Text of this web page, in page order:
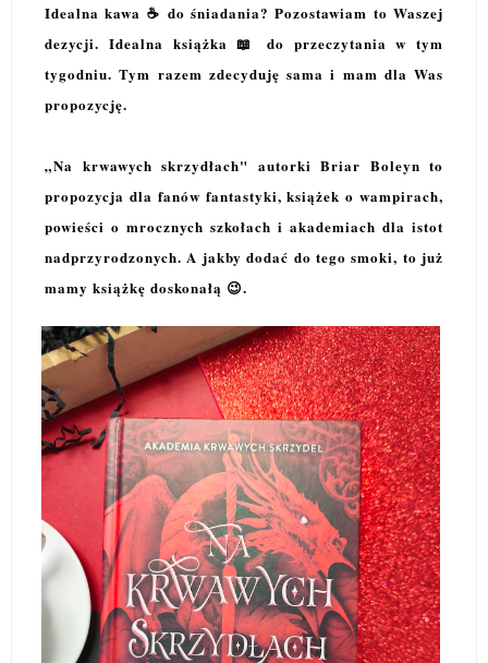
Idealna kawa ☕ do śniadania? Pozostawiam to Waszej
dezycji. Idealna książka 📖 do przeczytania w tym
tygodniu. Tym razem zdecyduję sama i mam dla Was
propozycję.
„Na krwawych skrzydłach" autorki Briar Boleyn to
propozycja dla fanów fantastyki, książek o wampirach,
powieści o mrocznych szkołach i akademiach dla istot
nadprzyrodzonych. A jakby dodać do tego smoki, to już
mamy książkę doskonałą 😉.